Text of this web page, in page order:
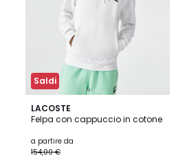
Saldi
LACOSTE
Felpa con cappuccio in cotone
a partire da
154,00 €
4
/
6
Colori